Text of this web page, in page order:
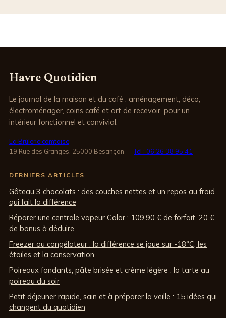
Havre Quotidien
Le journal de la maison et du café : aménagement, déco,
électroménager, coins café et art de recevoir, pour un
intérieur fonctionnel et convivial.
La Brûlerie comtoise
19 Rue des Granges, 25000 Besançon —Tél : 06 26 38 95 41
DERNIERS ARTICLES
Gâteau 3 chocolats : des couches nettes et un repos au froid
qui fait la différence
Réparer une centrale vapeur Calor : 109,90 € de forfait, 20 €
de bonus à déduire
Freezer ou congélateur : la différence se joue sur -18°C, les
étoiles et la conservation
Poireaux fondants, pâte brisée et crème légère : la tarte au
poireau du soir
Petit déjeuner rapide, sain et à préparer la veille : 15 idées qui
changent du quotidien